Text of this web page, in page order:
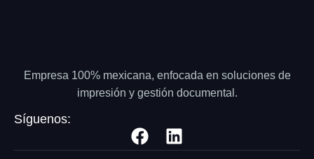
Empresa 100% mexicana, enfocada en soluciones de
impresión y gestión documental.
Síguenos: